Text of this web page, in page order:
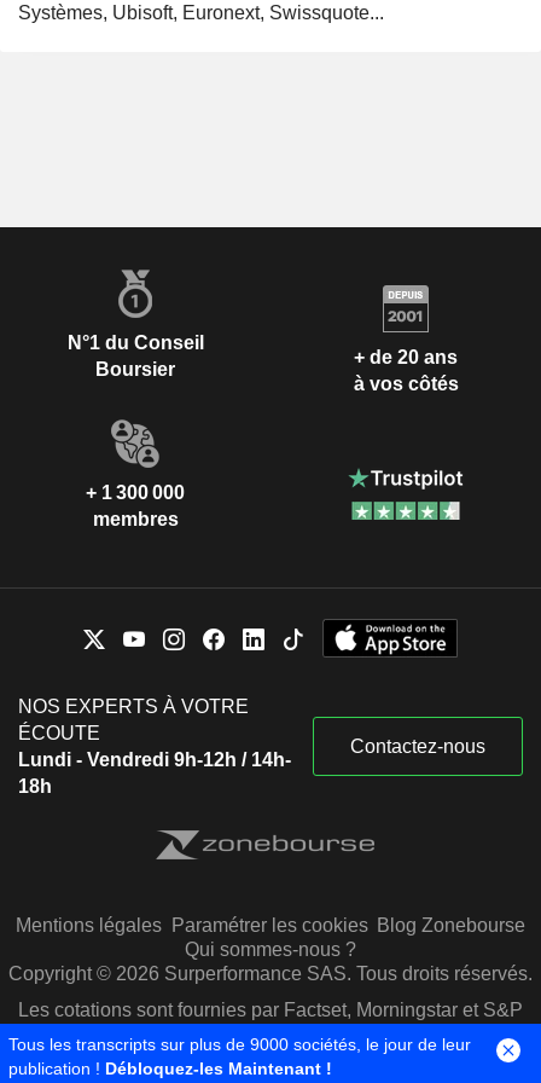
Systèmes, Ubisoft, Euronext, Swissquote...
N°1 du Conseil
Boursier
+ de 20 ans
à vos côtés
+ 1 300 000
membres
NOS EXPERTS À VOTRE
ÉCOUTE
Lundi - Vendredi 9h-12h / 14h-
18h
Contactez-nous
Mentions légales Paramétrer les cookies Blog Zonebourse
Qui sommes-nous ?
Copyright © 2026 Surperformance SAS. Tous droits réservés.
Les cotations sont fournies par Factset, Morningstar et S&P
Capital IQ
Tous les transcripts sur plus de 9000 sociétés, le jour de leur
publication ! Débloquez-les Maintenant !